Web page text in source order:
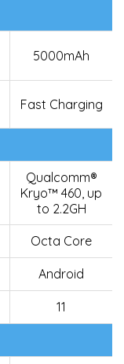
5000mAh
Fast Charging
Qualcomm®
Kryo™ 460, up
to 2.2GH
Octa Core
Android
11